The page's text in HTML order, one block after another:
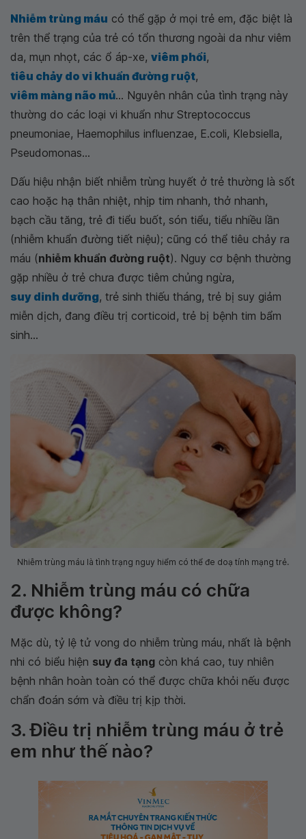
Nhiễm trùng máu có thể gặp ở mọi trẻ em, đặc biệt là
trên thể trạng của trẻ có tổn thương ngoài da như viêm
da, mụn nhọt, các ổ áp-xe, viêm phổi,
tiêu chảy do vi khuẩn đường ruột,
viêm màng não mủ... Nguyên nhân của tình trạng này
thường do các loại vi khuẩn như Streptococcus
pneumoniae, Haemophilus influenzae, E.coli, Klebsiella,
Pseudomonas...
Dấu hiệu nhận biết nhiễm trùng huyết ở trẻ thường là sốt
cao hoặc hạ thân nhiệt, nhịp tim nhanh, thở nhanh,
bạch cầu tăng, trẻ đi tiểu buốt, són tiểu, tiểu nhiều lần
(nhiễm khuẩn đường tiết niệu); cũng có thể tiêu chảy ra
máu (nhiễm khuẩn đường ruột). Nguy cơ bệnh thường
gặp nhiều ở trẻ chưa được tiêm chủng ngừa,
suy dinh dưỡng, trẻ sinh thiếu tháng, trẻ bị suy giảm
miễn dịch, đang điều trị corticoid, trẻ bị bệnh tim bẩm
sinh...
Nhiễm trùng máu là tình trạng nguy hiểm có thể đe doạ tính mạng trẻ.
2. Nhiễm trùng máu có chữa
được không?
Mặc dù, tỷ lệ tử vong do nhiễm trùng máu, nhất là bệnh
nhi có biểu hiện suy đa tạng còn khá cao, tuy nhiên
bệnh nhân hoàn toàn có thể được chữa khỏi nếu được
chẩn đoán sớm và điều trị kịp thời.
3. Điều trị nhiễm trùng máu ở trẻ
em như thế nào?